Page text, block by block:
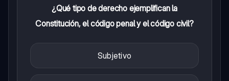
¿Qué tipo de derecho ejemplifican la
Constitución, el código penal y el código civil?
Subjetivo